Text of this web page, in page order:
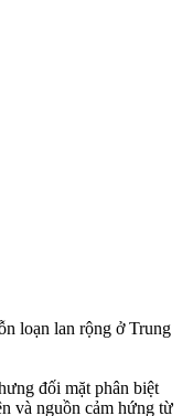
loạn lan rộng ở Trung
đối mặt phân biệt
và nguồn cảm hứng từ